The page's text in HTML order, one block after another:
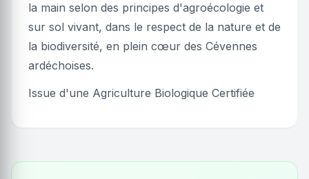
la main selon des principes d'agroécologie et
sur sol vivant, dans le respect de la nature et de
la biodiversité, en plein cœur des Cévennes
ardéchoises.
Issue d'une Agriculture Biologique Certifiée